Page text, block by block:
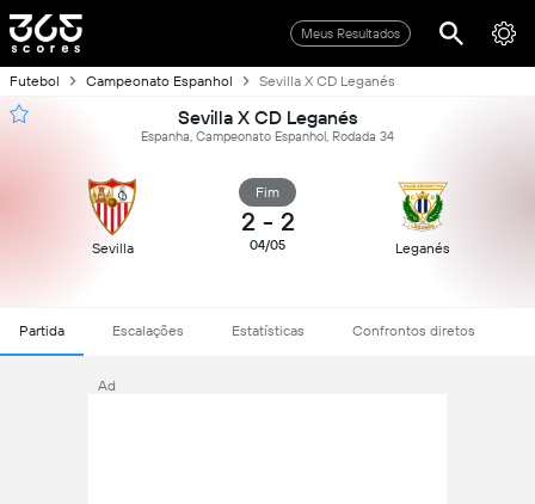
Meus Resultados
Futebol Campeonato Espanhol Sevilla X CD Leganés
Sevilla X CD Leganés
Espanha, Campeonato Espanhol, Rodada 34
Sevilla
Fim
2 - 2
04/05 Leganés
Partida Escalações Estatísticas Confrontos diretos
Ad